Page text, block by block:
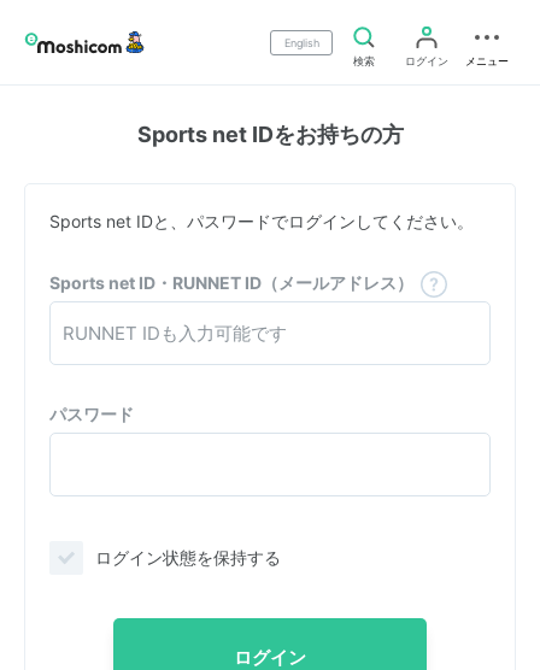
English
検索
ログイン メニュー
Sports net IDをお持ちの方
Sports net IDと、パスワードでログインしてください。
Sports net ID・RUNNET ID（メールアドレス）
パスワード
ログイン状態を保持する
ログイン